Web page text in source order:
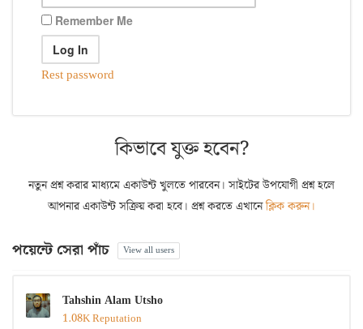
Remember Me
Rest password
কিভাবে যুক্ত হবেন?
নতুন প্রশ্ন করার মাধ্যমে একাউন্ট খুলতে পারবেন। সাইটের উপযোগী প্রশ্ন হলে
আপনার একাউন্ট সক্রিয় করা হবে। প্রশ্ন করতে এখানেক্লিক করুন।
পয়েন্টে সেরা পাঁচ View all users
Tahshin Alam Utsho
1.08K Reputation